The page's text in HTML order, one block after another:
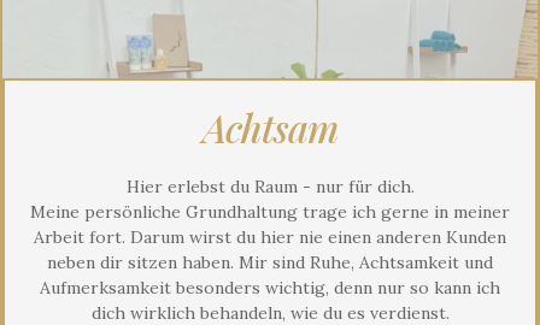
Achtsam
Hier erlebst du Raum - nur für dich.
Meine persönliche Grundhaltung trage ich gerne in meiner
Arbeit fort. Darum wirst du hier nie einen anderen Kunden
neben dir sitzen haben. Mir sind Ruhe, Achtsamkeit und
Aufmerksamkeit besonders wichtig, denn nur so kann ich
dich wirklich behandeln, wie du es verdienst.